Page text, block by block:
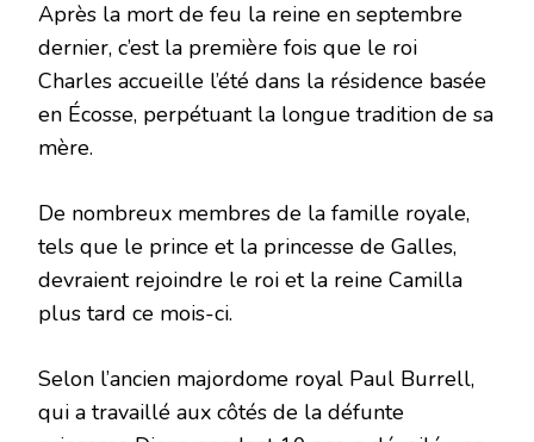
Après la mort de feu la reine en septembre
dernier, c’est la première fois que le roi
Charles accueille l’été dans la résidence basée
en Écosse, perpétuant la longue tradition de sa
mère.
De nombreux membres de la famille royale,
tels que le prince et la princesse de Galles,
devraient rejoindre le roi et la reine Camilla
plus tard ce mois-ci.
Selon l’ancien majordome royal Paul Burrell,
qui a travaillé aux côtés de la défunte